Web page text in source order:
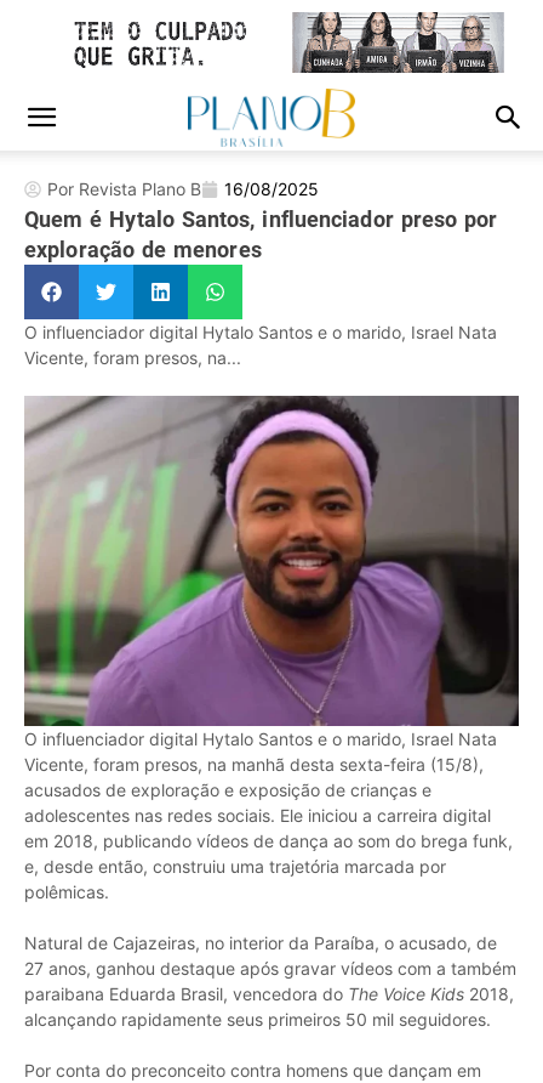
Por Revista Plano B 16/08/2025
Quem é Hytalo Santos, influenciador preso por
exploração de menores
O influenciador digital Hytalo Santos e o marido, Israel Nata
Vicente, foram presos, na...
O influenciador digital Hytalo Santos e o marido, Israel Nata
Vicente, foram presos, na manhã desta sexta-feira (15/8),
acusados de exploração e exposição de crianças e
adolescentes nas redes sociais. Ele iniciou a carreira digital
em 2018, publicando vídeos de dança ao som do brega funk,
e, desde então, construiu uma trajetória marcada por
polêmicas.
Natural de Cajazeiras, no interior da Paraíba, o acusado, de
27 anos, ganhou destaque após gravar vídeos com a também
paraibana Eduarda Brasil, vencedora do The Voice Kids 2018,
alcançando rapidamente seus primeiros 50 mil seguidores.
Por conta do preconceito contra homens que dançam em